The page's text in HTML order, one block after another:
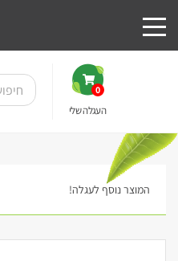
0
העגלה שלי
המוצר נוסף לעגלה!